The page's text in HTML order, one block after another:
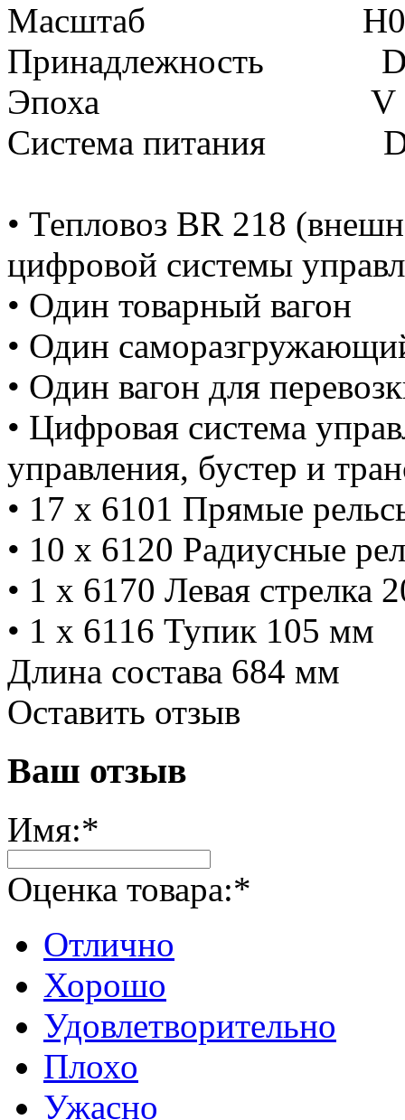
Масштаб H0
Принадлежность
Эпоха V
Система питания
• Тепловоз BR 218
цифровой системы
• Один товарный вагон
• Один
• Один вагон для
• Цифровая система
управления, бустер и
• 17 x 6101 Прямые
• 10 x 6120 Радиусные
• 1 x 6170 Левая стрелка
• 1 x 6116 Тупик 105 мм
Длина состава 684 мм
Оставить отзыв
Ваш отзыв
Имя:*
Оценка товара:*
Отлично
Хорошо
Удовлетворительно
Плохо
Ужасно